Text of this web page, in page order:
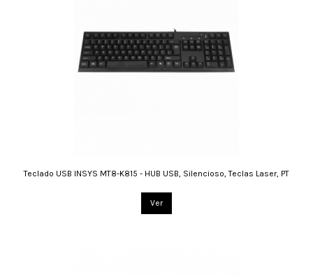
Teclado USB INSYS MT8-K815 - HUB USB, Silencioso, Teclas Laser, PT
Ver